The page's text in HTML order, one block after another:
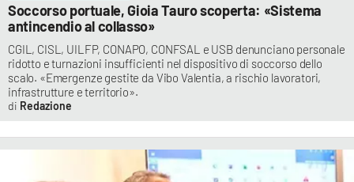
Soccorso portuale, Gioia Tauro scoperta: «Sistema
antincendio al collasso»
CGIL, CISL, UILFP, CONAPO, CONFSAL e USB denunciano personale
ridotto e turnazioni insufficienti nel dispositivo di soccorso dello
scalo. «Emergenze gestite da Vibo Valentia, a rischio lavoratori,
infrastrutture e territorio».
Redazione